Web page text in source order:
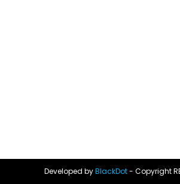
Developed byBlackDot- Copyright